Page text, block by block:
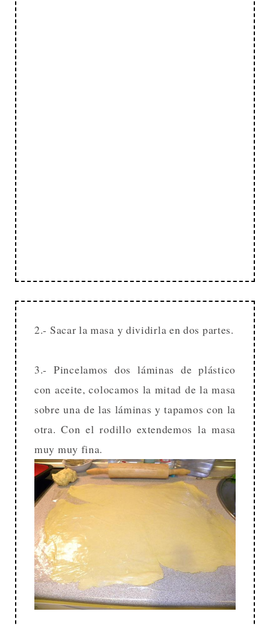
2.- Sacar la masa y dividirla en dos partes.
3.- Pincelamos dos láminas de plástico
con aceite, colocamos la mitad de la masa
sobre una de las láminas y tapamos con la
otra. Con el rodillo extendemos la masa
muy muy fina.